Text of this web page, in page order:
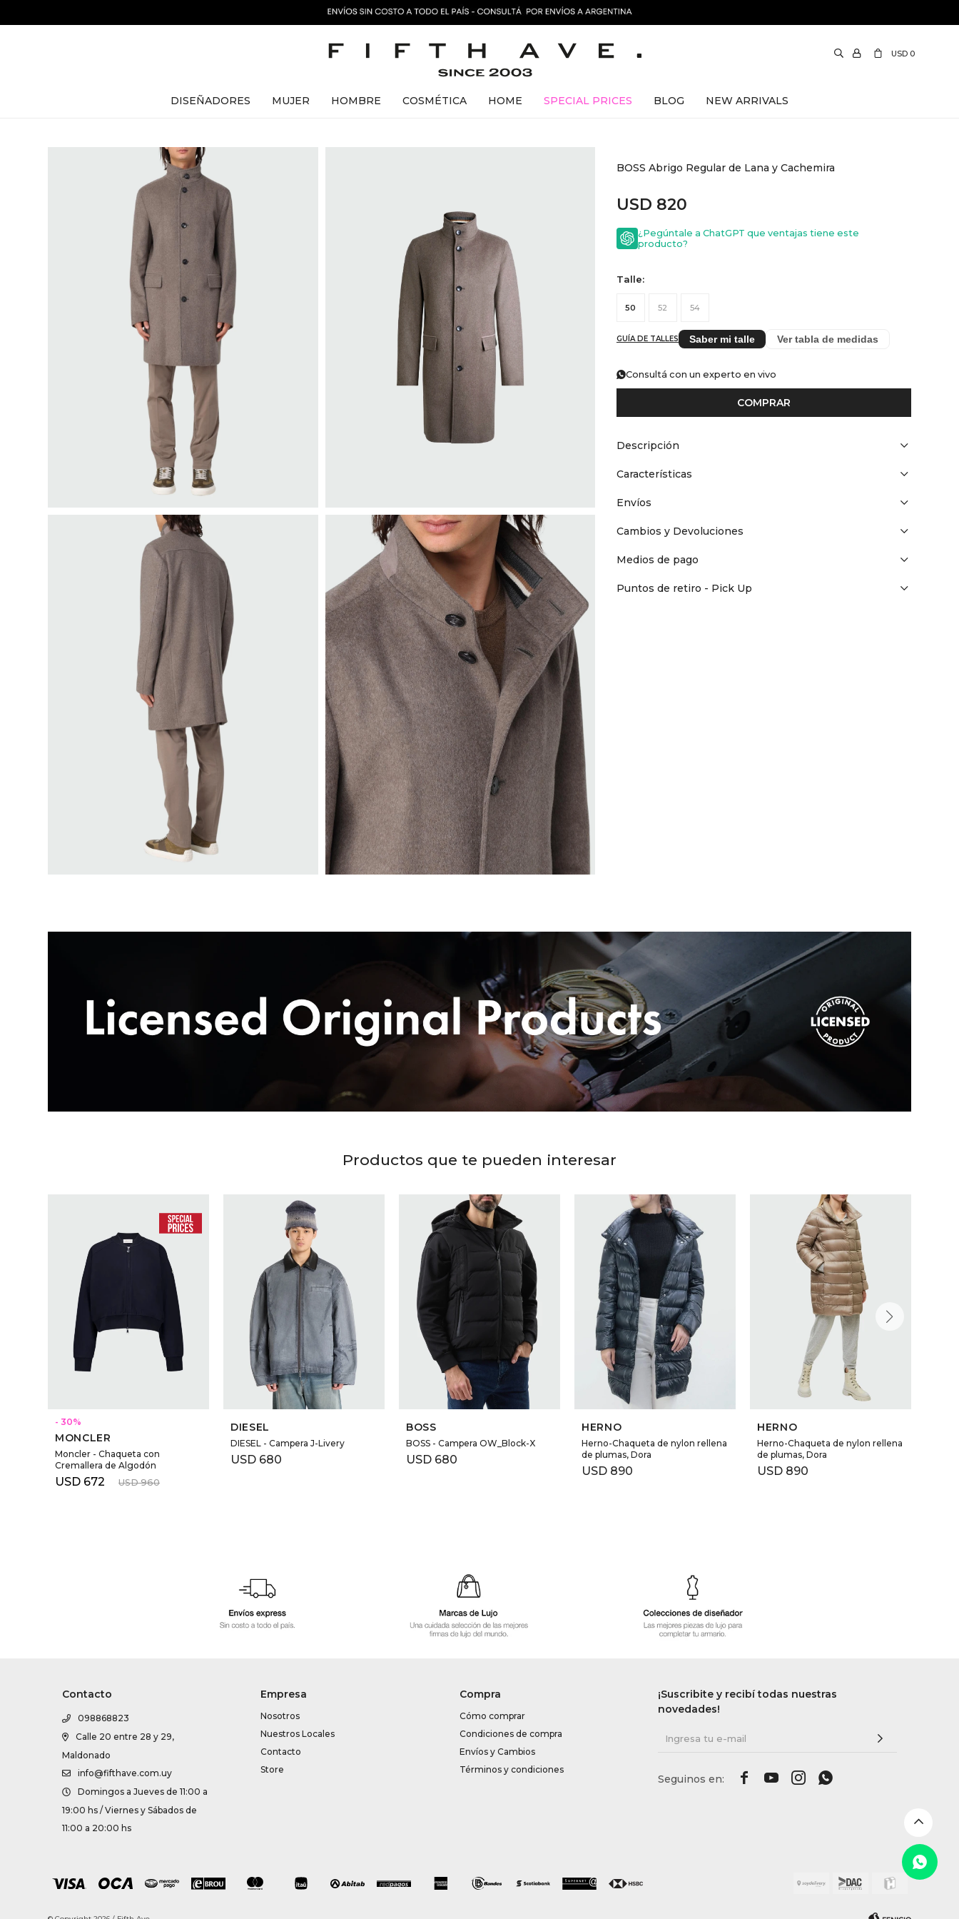
DISEÑADORES MUJER HOMBRE COSMÉTICA HOME SPECIAL PRICES BLOG NEW ARRIVALS
USD 0
BOSS Abrigo Regular de Lana y Cachemira
USD 820
¿Pegúntale a ChatGPT que ventajas tiene este
producto?
Talle:
50 52 54
GUÍA DE TALLES Saber mi talle Ver tabla de medidas
Consultá con un experto en vivo
COMPRAR
Descripción
Características
Envíos
Cambios y Devoluciones
Medios de pago
Puntos de retiro - Pick Up
Productos que te pueden interesar
30
MONCLER
Moncler - Chaqueta con
Cremallera de Algodón
USD 672 USD 960
DIESEL
DIESEL - Campera J-Livery
USD 680
BOSS
BOSS - Campera OW_Block-X
USD 680
HERNO
Herno-Chaqueta de nylon rellena
de plumas, Dora
USD 890
HERNO
Herno-Chaqueta de nylon rellena
de plumas, Dora
USD 890
Contacto
098868823
Calle 20 entre 28 y 29,
Maldonado
info@fifthave.com.uy
Domingos a Jueves de 11:00 a
19:00 hs / Viernes y Sábados de
11:00 a 20:00 hs
Empresa
Nosotros
Nuestros Locales
Contacto
Store
Compra
Cómo comprar
Condiciones de compra
Envíos y Cambios
Términos y condiciones
¡Suscribite y recibí todas nuestras
novedades!
   